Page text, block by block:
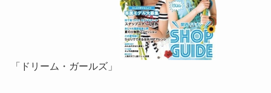
「ドリーム・ガールズ」